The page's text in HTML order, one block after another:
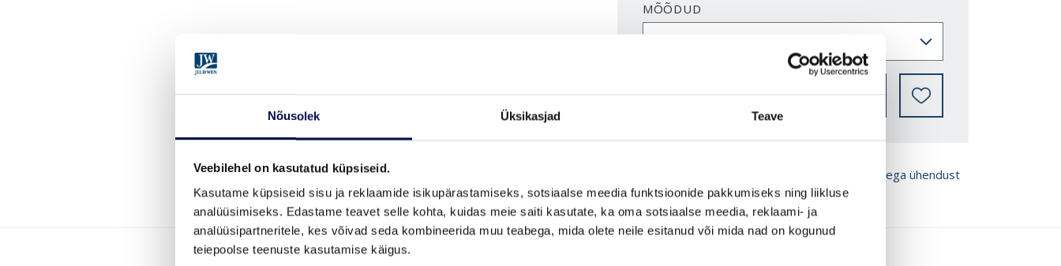
Nõusolek Üksikasjad Teave
Veebilehel on kasutatud küpsiseid.
Kasutame küpsiseid sisu ja reklaamide isikupärastamiseks, sotsiaalse meedia funktsioonide pakkumiseks ning liikluse
analüüsimiseks. Edastame teavet selle kohta, kuidas meie saiti kasutate, ka oma sotsiaalse meedia, reklaami- ja
analüüsipartneritele, kes võivad seda kombineerida muu teabega, mida olete neile esitanud või mida nad on kogunud
teiepoolse teenuste kasutamise käigus.
MÕÕDUD
LEIA EDASIMÜÜJA
Võta meiega ühendust